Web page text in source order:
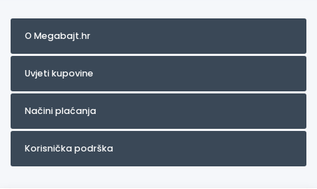
O Megabajt.hr
Uvjeti kupovine
Načini plaćanja
Korisnička podrška